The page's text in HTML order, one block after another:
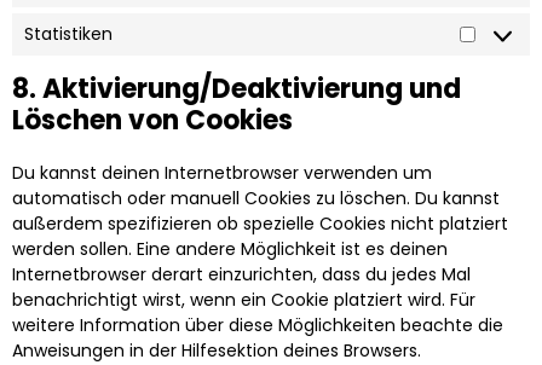
Statistiken
8. Aktivierung/Deaktivierung und
Löschen von Cookies
Du kannst deinen Internetbrowser verwenden um
automatisch oder manuell Cookies zu löschen. Du kannst
außerdem spezifizieren ob spezielle Cookies nicht platziert
werden sollen. Eine andere Möglichkeit ist es deinen
Internetbrowser derart einzurichten, dass du jedes Mal
benachrichtigt wirst, wenn ein Cookie platziert wird. Für
weitere Information über diese Möglichkeiten beachte die
Anweisungen in der Hilfesektion deines Browsers.